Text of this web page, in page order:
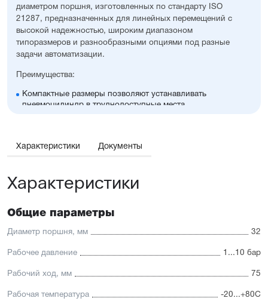
диаметром поршня, изготовленных по стандарту ISO
21287, предназначенных для линейных перемещений с
высокой надежностью, широким диапазоном
типоразмеров и разнообразными опциями под разные
задачи автоматизации.
Преимущества:
Компактные размеры позволяют устанавливать
пневмоцилиндр в труднодоступные места
Широкий ассортимент опций и монтажных
Высокая производительность.
Имеется опрос положения и упругие элементы
демпфирования
трёх сторон
промышленности
Низкий уровень шума работы
Характеристики Документы
Характеристики
Общие параметры
Диаметр поршня, мм 32
Рабочее давление 1...10 бар
Рабочий ход, мм 75
Рабочая температура -20...+80С